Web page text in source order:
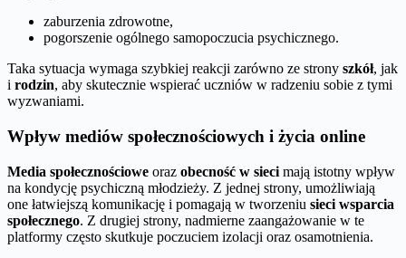
zaburzenia zdrowotne,
pogorszenie ogólnego samopoczucia psychicznego.
Taka sytuacja wymaga szybkiej reakcji zarówno ze strony szkół, jak
i rodzin, aby skutecznie wspierać uczniów w radzeniu sobie z tymi
wyzwaniami.
Wpływ mediów społecznościowych i życia online
Media społecznościowe oraz obecność w sieci mają istotny wpływ
na kondycję psychiczną młodzieży. Z jednej strony, umożliwiają
one łatwiejszą komunikację i pomagają w tworzeniu sieci wsparcia
społecznego. Z drugiej strony, nadmierne zaangażowanie w te
platformy często skutkuje poczuciem izolacji oraz osamotnienia.